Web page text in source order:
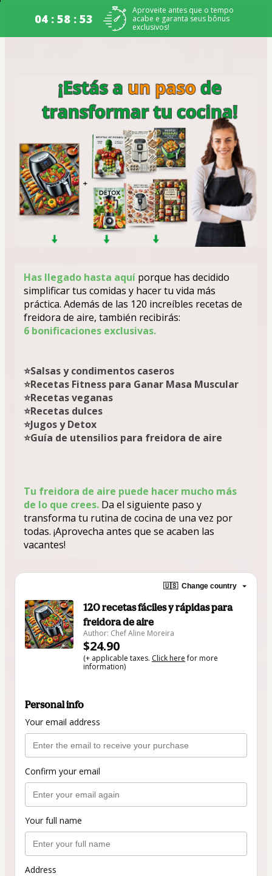
04 : 58 : 52
Aproveite antes que o tempo
acabe e garanta seus bônus
exclusivos!
Has llegado hasta aquí porque has decidido
simplificar tus comidas y hacer tu vida más
práctica. Además de las 120 increíbles recetas de
freidora de aire, también recibirás:
6 bonificaciones exclusivas.
⭐Salsas y condimentos caseros
⭐Recetas Fitness para Ganar Masa Muscular
⭐Recetas veganas
⭐Recetas dulces
⭐Jugos y Detox
⭐Guía de utensilios para freidora de aire
Tu freidora de aire puede hacer mucho más
de lo que crees. Da el siguiente paso y
transforma tu rutina de cocina de una vez por
todas. ¡Aprovecha antes que se acaben las
vacantes!
🇺🇸 Change country
120 recetas fáciles y rápidas para
freidora de aire
Author: Chef Aline Moreira
$24.90
(+ applicable taxes. Click herefor more
information)
Personal info
Your email address
Confirm your email
Your full name
Address